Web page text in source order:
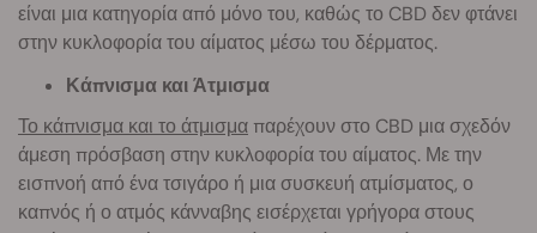
είναι μια κατηγορία από μόνο του, καθώς το CBD δεν φτάνει
στην κυκλοφορία του αίματος μέσω του δέρματος.
Κάπνισμα και Άτμισμα
Το κάπνισμα και το άτμισμα παρέχουν στο CBD μια σχεδόν
άμεση πρόσβαση στην κυκλοφορία του αίματος. Με την
εισπνοή από ένα τσιγάρο ή μια συσκευή ατμίσματος, ο
καπνός ή ο ατμός κάνναβης εισέρχεται γρήγορα στους